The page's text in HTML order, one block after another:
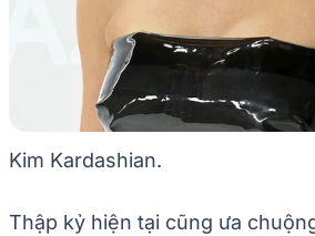
Kim Kardashian.
Thập kỷ hiện tại cũng ưa